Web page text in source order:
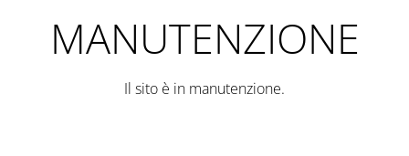
MANUTENZIONE
Il sito è in manutenzione.